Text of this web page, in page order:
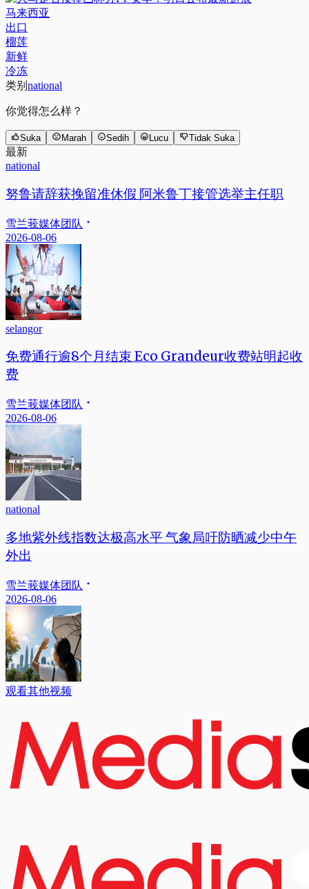
马来西亚
出口
榴莲
新鲜
冷冻
类别 national
你觉得怎么样？
Suka Marah Sedih Lucu Tidak Suka
最新
national
努鲁请辞获挽留准休假 阿米鲁丁接管选举主任职
雪兰莪媒体团队
2026-08-06
selangor
免费通行逾8个月结束 Eco Grandeur收费站明起收
费
雪兰莪媒体团队
2026-08-06
national
多地紫外线指数达极高水平 气象局吁防晒减少中午
外出
雪兰莪媒体团队
2026-08-06
观看其他视频